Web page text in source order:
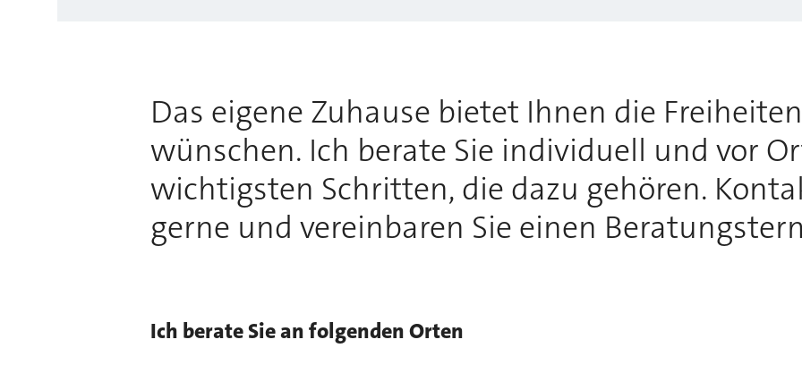
Das eigene Zuhause bietet Ihnen die
wünschen. Ich berate Sie individuell und vor
wichtigsten Schritten, die dazu gehören.
gerne und vereinbaren Sie einen
Ich berate Sie an folgenden Orten